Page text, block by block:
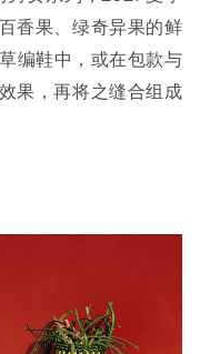
香果、绿奇异果的鲜
编鞋中，或在包款与
果，再将之缝合组成